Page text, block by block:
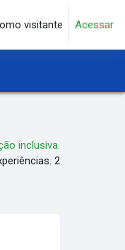
visitante Acessar
inclusiva.
2